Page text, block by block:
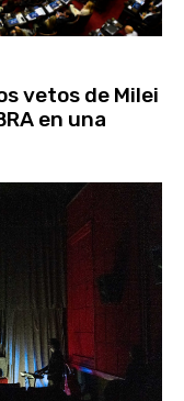
vetos de Milei
en una